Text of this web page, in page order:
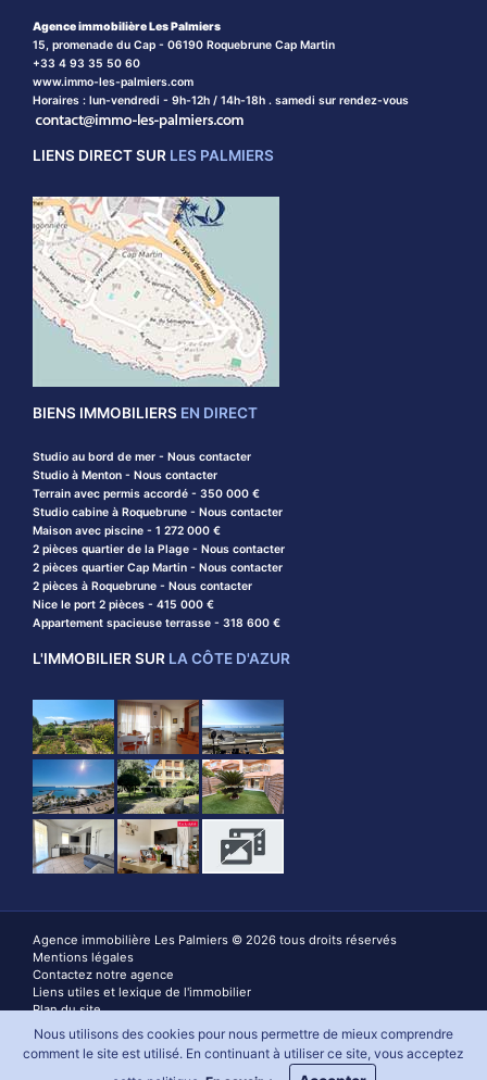
Agence immobilière Les Palmiers
15, promenade du Cap - 06190 Roquebrune Cap Martin
+33 4 93 35 50 60
www.immo-les-palmiers.com
Horaires : lun-vendredi - 9h-12h / 14h-18h . samedi sur rendez-vous
LIENS DIRECT SUR LES PALMIERS
BIENS IMMOBILIERS EN DIRECT
Studio au bord de mer - Nous contacter
Studio à Menton - Nous contacter
Terrain avec permis accordé - 350 000 €
Studio cabine à Roquebrune - Nous contacter
Maison avec piscine - 1 272 000 €
2 pièces quartier de la Plage - Nous contacter
2 pièces quartier Cap Martin - Nous contacter
2 pièces à Roquebrune - Nous contacter
Nice le port 2 pièces - 415 000 €
Appartement spacieuse terrasse - 318 600 €
L'IMMOBILIER SUR LA CÔTE D'AZUR
Agence immobilière Les Palmiers © 2026 tous droits réservés
Mentions légales
Contactez notre agence
Liens utiles et lexique de l'immobilier
Plan du site
Cookies
Création site internet Menton
Nous utilisons des cookies pour nous permettre de mieux comprendre
comment le site est utilisé. En continuant à utiliser ce site, vous acceptez